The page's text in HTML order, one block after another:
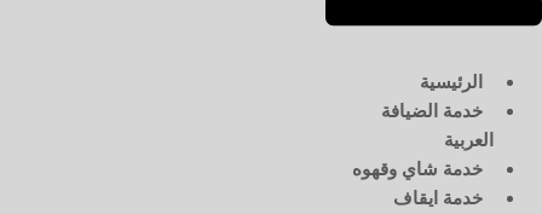
الرئيسية
خدمة الضيافة
العربية
خدمة شاي وقهوه
خدمة ايقاف